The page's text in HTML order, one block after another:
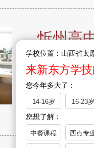
忻州高
在就业竞争
西点专业凭
学校位置：山西省太
来新东方学
您今年多大了：
14-16岁 16-23岁
您想了解：
中餐课程 西点专